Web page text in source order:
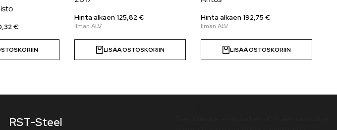
€
Hinta alkaen 125,82 €
LISÄÄ OSTOSKORIIN
Hinta alkaen 192,75 €
LISÄÄ OSTOSKORIIN
RST-Steel